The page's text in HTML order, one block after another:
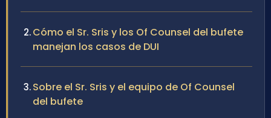
Cómo el Sr. Sris y los Of Counsel del bufete
manejan los casos de DUI
Sobre el Sr. Sris y el equipo de Of Counsel
del bufete